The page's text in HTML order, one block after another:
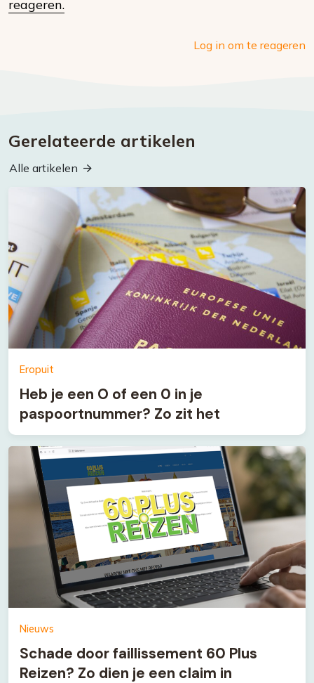
reageren.
Log in om te reageren
Gerelateerde artikelen
Alle artikelen
Eropuit
Heb je een O of een 0 in je
paspoortnummer? Zo zit het
Nieuws
Schade door faillissement 60 Plus
Reizen? Zo dien je een claim in